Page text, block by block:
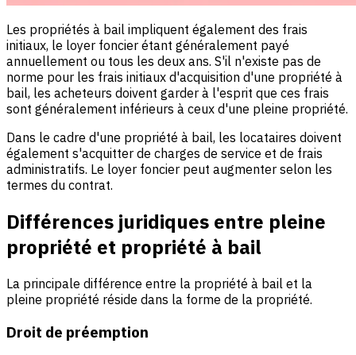
Les propriétés à bail impliquent également des frais
initiaux, le loyer foncier étant généralement payé
annuellement ou tous les deux ans. S'il n'existe pas de
norme pour les frais initiaux d'acquisition d'une propriété à
bail, les acheteurs doivent garder à l'esprit que ces frais
sont généralement inférieurs à ceux d'une pleine propriété.
Dans le cadre d'une propriété à bail, les locataires doivent
également s'acquitter de charges de service et de frais
administratifs. Le loyer foncier peut augmenter selon les
termes du contrat.
Différences juridiques entre pleine
propriété et propriété à bail
La principale différence entre la propriété à bail et la
pleine propriété réside dans la forme de la propriété.
Droit de préemption